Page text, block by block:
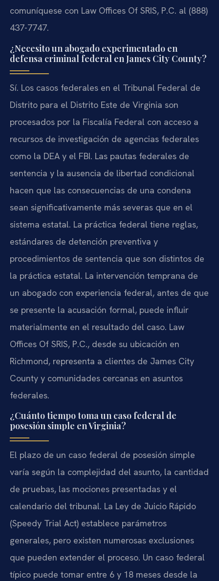
comuníquese con Law Offices Of SRIS, P.C. al (888)
437-7747.
¿Necesito un abogado experimentado en
defensa criminal federal en James City County?
Sí. Los casos federales en el Tribunal Federal de
Distrito para el Distrito Este de Virginia son
procesados por la Fiscalía Federal con acceso a
recursos de investigación de agencias federales
como la DEA y el FBI. Las pautas federales de
sentencia y la ausencia de libertad condicional
hacen que las consecuencias de una condena
sean significativamente más severas que en el
sistema estatal. La práctica federal tiene reglas,
estándares de detención preventiva y
procedimientos de sentencia que son distintos de
la práctica estatal. La intervención temprana de
un abogado con experiencia federal, antes de que
se presente la acusación formal, puede influir
materialmente en el resultado del caso. Law
Offices Of SRIS, P.C., desde su ubicación en
Richmond, representa a clientes de James City
County y comunidades cercanas en asuntos
federales.
¿Cuánto tiempo toma un caso federal de
posesión simple en Virginia?
El plazo de un caso federal de posesión simple
varía según la complejidad del asunto, la cantidad
de pruebas, las mociones presentadas y el
calendario del tribunal. La Ley de Juicio Rápido
(Speedy Trial Act) establece parámetros
generales, pero existen numerosas exclusiones
que pueden extender el proceso. Un caso federal
típico puede tomar entre 6 y 18 meses desde la